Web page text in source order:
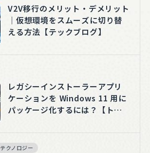
V2V移行のメリット・デメリット
｜仮想環境をスムーズに切り替
える方法【テックブログ】
レガシーインストーラーアプリ
ケーションを Windows 11 用に
パッケージ化するには？【トゥ
テクノロジー